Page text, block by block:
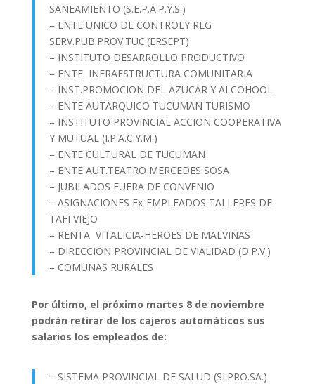
SANEAMIENTO (S.E.P.A.P.Y.S.)
– ENTE UNICO DE CONTROLY REG
SERV.PUB.PROV.TUC.(ERSEPT)
– INSTITUTO DESARROLLO PRODUCTIVO
– ENTE INFRAESTRUCTURA COMUNITARIA
– INST.PROMOCION DEL AZUCAR Y ALCOHOOL
– ENTE AUTARQUICO TUCUMAN TURISMO
– INSTITUTO PROVINCIAL ACCION COOPERATIVA
Y MUTUAL (I.P.A.C.Y.M.)
– ENTE CULTURAL DE TUCUMAN
– ENTE AUT.TEATRO MERCEDES SOSA
– JUBILADOS FUERA DE CONVENIO
– ASIGNACIONES Ex-EMPLEADOS TALLERES DE
TAFI VIEJO
– RENTA VITALICIA-HEROES DE MALVINAS
– DIRECCION PROVINCIAL DE VIALIDAD (D.P.V.)
– COMUNAS RURALES
Por último, el próximo martes 8 de noviembre
podrán retirar de los cajeros automáticos sus
salarios los empleados de:
– SISTEMA PROVINCIAL DE SALUD (SI.PRO.SA.)